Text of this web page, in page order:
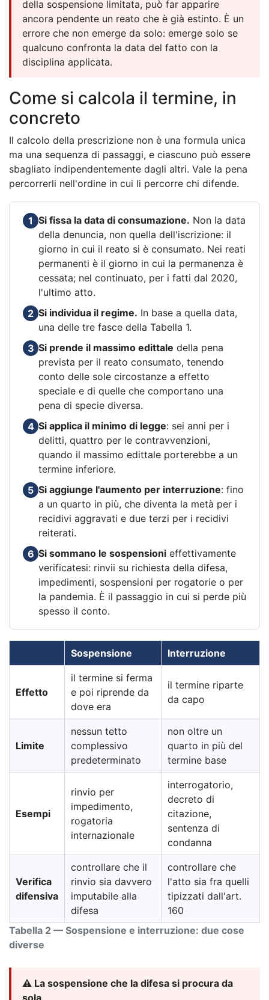
della sospensione limitata, può far apparire
ancora pendente un reato che è già estinto. È un
errore che non emerge da solo: emerge solo se
qualcuno confronta la data del fatto con la
disciplina applicata.
Come si calcola il termine, in
concreto
Il calcolo della prescrizione non è una formula unica
ma una sequenza di passaggi, e ciascuno può essere
sbagliato indipendentemente dagli altri. Vale la pena
percorrerli nell'ordine in cui li percorre chi difende.
1 Si fissa la data di consumazione. Non la data
della denuncia, non quella dell'iscrizione: il
giorno in cui il reato si è consumato. Nei reati
permanenti è il giorno in cui la permanenza è
cessata; nel continuato, per i fatti dal 2020,
l'ultimo atto.
2 Si individua il regime. In base a quella data,
una delle tre fasce della Tabella 1.
3 Si prende il massimo edittale della pena
prevista per il reato consumato, tenendo
conto delle sole circostanze a effetto
speciale e di quelle che comportano una
pena di specie diversa.
4 Si applica il minimo di legge: sei anni per i
delitti, quattro per le contravvenzioni,
quando il massimo edittale porterebbe a un
termine inferiore.
5 Si aggiunge l'aumento per interruzione: fino
a un quarto in più, che diventa la metà per i
recidivi aggravati e due terzi per i recidivi
reiterati.
6 Si sommano le sospensioni effettivamente
verificatesi: rinvii su richiesta della difesa,
impedimenti, sospensioni per rogatorie o per
la pandemia. È il passaggio in cui si perde più
spesso il conto.
Tabella 2 — Sospensione e interruzione: due cose
diverse
Sospensione Interruzione
Effetto
il termine si ferma
e poi riprende da
dove era
il termine riparte
da capo
Limite
nessun tetto
complessivo
predeterminato
non oltre un
quarto in più del
termine base
Esempi
rinvio per
impedimento,
rogatoria
internazionale
interrogatorio,
decreto di
citazione,
sentenza di
condanna
Verifica
difensiva
controllare che il
rinvio sia davvero
imputabile alla
difesa
controllare che
l'atto sia fra quelli
tipizzati dall'art.
160
⚠️ La sospensione che la difesa si procura da
sola